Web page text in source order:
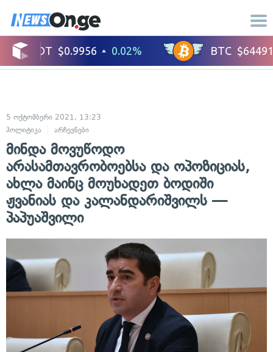
5 ოქტომბერი 2021, 13:23
პოლიტიკა
არჩევნები
მინდა მოვუწოდო
არასამთავრობოებსა და ოპოზიციას,
ახლა მაინც მოუხადეთ ბოდიში
ჟვანიას და კალანდარიშვილს —
პაპუაშვილი